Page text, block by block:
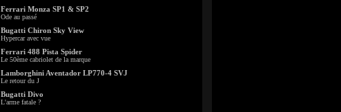
Ferrari Monza SP1 & SP2
Ode au passé
Bugatti Chiron Sky View
Hypercar avec vue
Ferrari 488 Pista Spider
Le 50ème cabriolet de la marque
Lamborghini Aventador LP770-4 SVJ
Le retour du J
Bugatti Divo
L'arme fatale ?